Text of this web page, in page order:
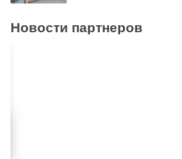
Новости партнеров